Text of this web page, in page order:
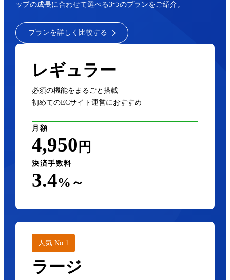
ップの成長に合わせて選べる3つのプランをご紹介。
プランを詳しく比較する
レギュラー
必須の機能をまるごと搭載
初めてのECサイト運営におすすめ
月額
4,950 円
決済手数料
3.4%～
人気 No.1
ラージ